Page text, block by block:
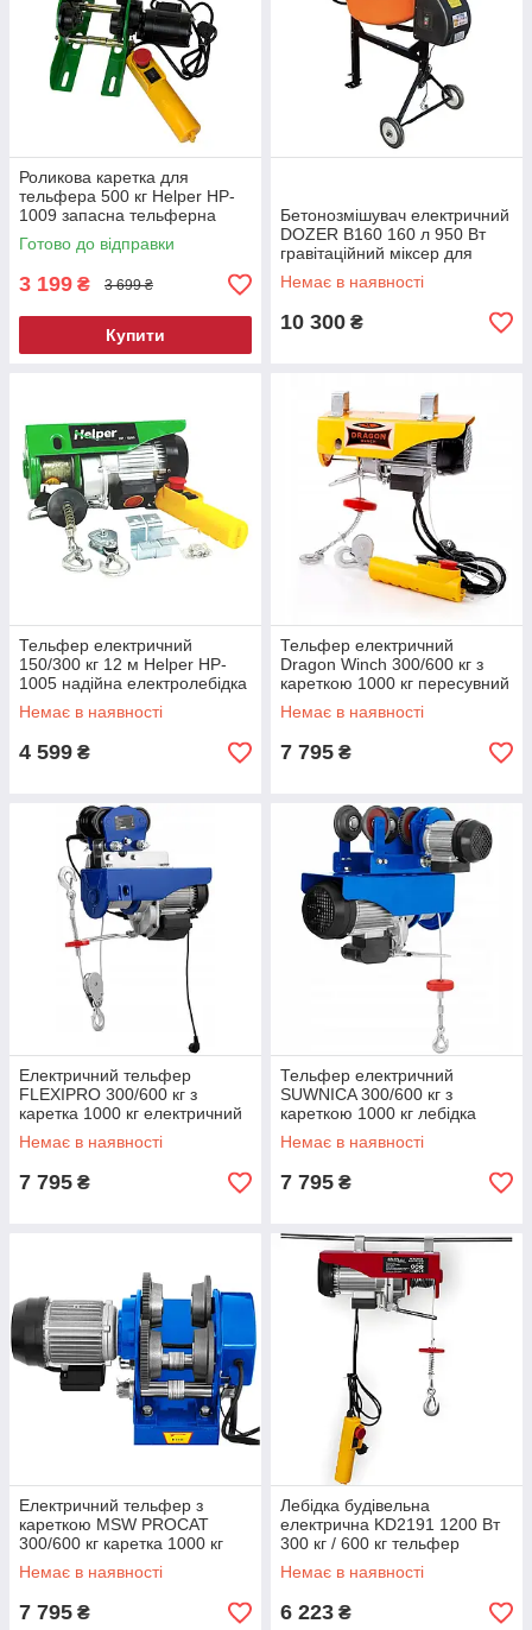
Роликова каретка для
тельфера 500 кг Helper HP-
1009 запасна тельферна
каретка каретки
Готово до відправки
3 199 ₴ 3 699 ₴
Купити
Бетонозмішувач електричний
DOZER B160 160 л 950 Вт
гравітаційний міксер для
розчину з коліщатками
Немає в наявності
10 300 ₴
Тельфер електричний
150/300 кг 12 м Helper HP-
1005 надійна електролебідка
для будівництва
Немає в наявності
4 599 ₴
Тельфер електричний
Dragon Winch 300/600 кг з
кареткою 1000 кг пересувний
електричний тельфер
лебідка електрична 220 в
Немає в наявності
7 795 ₴
Електричний тельфер
FLEXIPRO 300/600 кг з
каретка 1000 кг електричний
підйомник тельфер з
кареткою лебідка електрична
Немає в наявності
7 795 ₴
Тельфер електричний
SUWNICA 300/600 кг з
кареткою 1000 кг лебідка
електрична будівельно
монтажна електричний
Немає в наявності
7 795 ₴
Електричний тельфер з
кареткою MSW PROCAT
300/600 кг каретка 1000 кг
таль електрична канатна
електротельфер електро
Немає в наявності
7 795 ₴
Лебідка будівельна
електрична KD2191 1200 Вт
300 кг / 600 кг тельфер
електричний електричний
підйомник тельфер
Немає в наявності
6 223 ₴